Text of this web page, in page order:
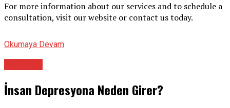
For more information about our services and to schedule a
consultation, visit our website or contact us today.
Okumaya Devam
İnsan Depresyona Neden Girer?